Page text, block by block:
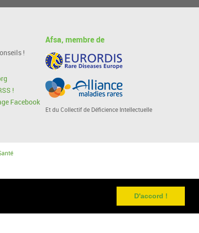
D'accord !
!
!
Facebook
Afsa, membre de
Et du Collectif de Déficience Intellectuelle